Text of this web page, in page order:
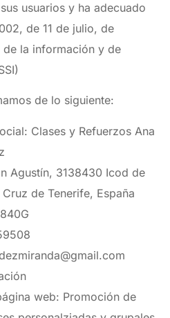
usuarios y ha adecuado
de 11 de julio, de
la información y de
de lo siguiente:
Clases y Refuerzos Ana
Agustín, 3138430 Icod de
de Tenerife, España
web: Promoción de